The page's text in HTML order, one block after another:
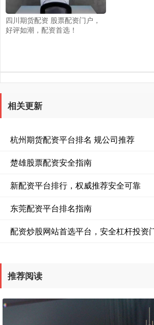
四川期货配资 股票配资门户，
好评如潮，配资首选！
相关更新
杭州期货配资平台排名 规公司推荐
楚雄股票配资安全指南
新配资平台排行，权威推荐安全可靠
东莞配资平台排名指南
配资炒股网站首选平台，安全杠杆投资
推荐阅读